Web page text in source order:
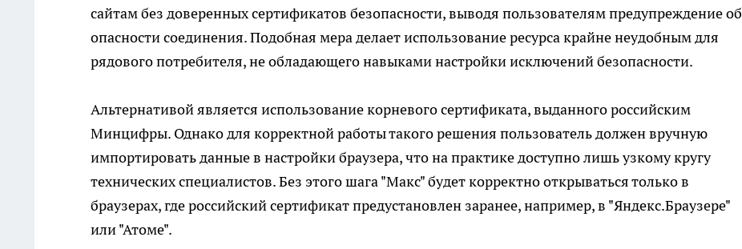
сайтам без доверенных сертификатов безопасности, выводя пользователям предупреждение об
опасности соединения. Подобная мера делает использование ресурса крайне неудобным для
рядового потребителя, не обладающего навыками настройки исключений безопасности.
Альтернативой является использование корневого сертификата, выданного российским
Минцифры. Однако для корректной работы такого решения пользователь должен вручную
импортировать данные в настройки браузера, что на практике доступно лишь узкому кругу
технических специалистов. Без этого шага "Макс" будет корректно открываться только в
браузерах, где российский сертификат предустановлен заранее, например, в "Яндекс.Браузере"
или "Атоме".